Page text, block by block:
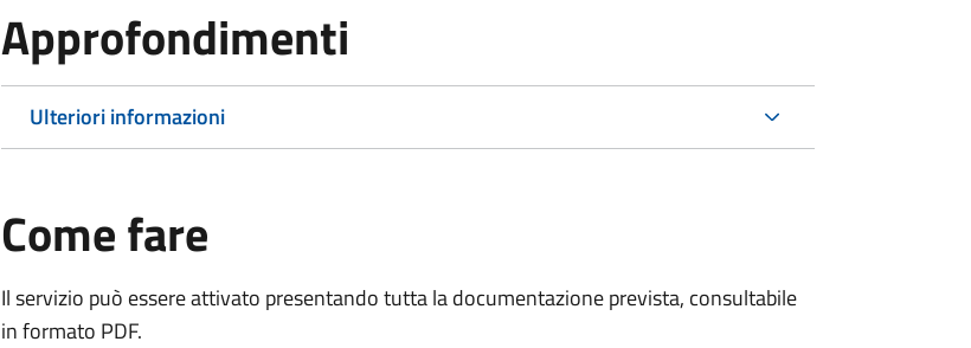
Approfondimenti
Ulteriori informazioni
Come fare
Il servizio può essere attivato presentando tutta la documentazione prevista, consultabile
in formato PDF.